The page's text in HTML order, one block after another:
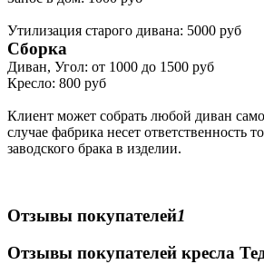
Утилизация старого дивана: 5000 руб
Сборка
Диван, Угол: от 1000 до 1500 руб
Кресло: 800 руб
Клиент может собрать любой диван
случае фабрика несет ответственность
заводского брака в изделии.
Отзывы покупателей1
Отзывы покупателей кресла